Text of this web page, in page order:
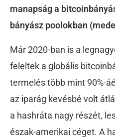
manapság a
bányász poolokban
Már 2020-ban is a
feleltek a globális
termelés több mint 90%-
az iparág kevésbé volt
a hashráta nagy részét,
észak-amerikai céget. A